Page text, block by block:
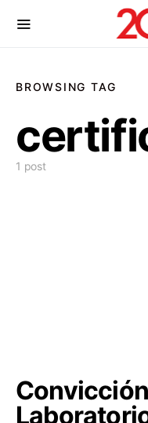
BROWSING TAG
1 post